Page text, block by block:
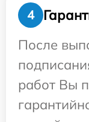
4
После
работ Вы